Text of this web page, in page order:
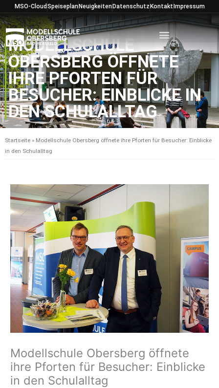
Inhalt
springen
MSO-Cloud Speiseplan Neuigkeiten Datenschutz Kontakt Impressum
MODELLSCHULE
OBERSBERG ÖFFNETE
IHRE PFORTEN FÜR
BESUCHER: EINBLICKE IN
DEN SCHULALLTAG
Startseite » Modellschule Obersberg öffnete ihre Pforten für Besucher: Einblicke
in den Schulalltag
Modellschule Obersberg öffnete
ihre Pforten für Besucher: Einblicke
in den Schulalltag